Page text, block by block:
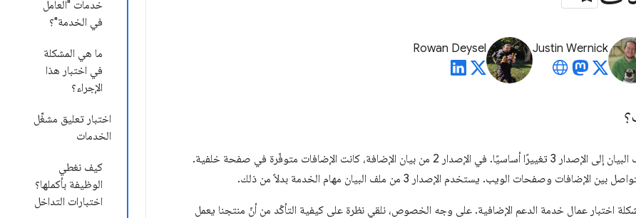
خدمات "العامل
في الخدمة"؟
ما هي المشكلة
في اختبار هذا
الإجراء؟
اختبار تعليق مشغِّل
الخدمات
كيف نغطي
الوظيفة بأكملها؟
اختبارات التداخل
Justin Wernick
Rowan Deysel
يتضمن الانتقال من الإصدار 2 من ملف البيان إلى الإصدار 3 تغييرًا أساسيًا. في الإصدار 2 من بيان الإضافة، كانت الإضافات متوفّرة في صفحة خلفية.
وصفحات الويب. يستخدم الإصدار 3 من ملف البيان مهام الخدمة بدلاً من ذلك.
اختبار عمال خدمة الدعم الإضافية. على وجه الخصوص، نلقي نظرة على كيفية التأكّد من أنّ منتجنا يعمل